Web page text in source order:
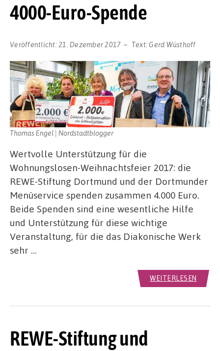
4000-Euro-Spende
Veröffentlicht:21. Dezember 2017 Text:Gerd Wüsthoff
Thomas Engel | Nordstadtblogger
Wertvolle Unterstützung für die
Wohnungslosen-Weihnachtsfeier 2017: die
REWE-Stiftung Dortmund und der Dortmunder
Menüservice spenden zusammen 4.000 Euro.
Beide Spenden sind eine wesentliche Hilfe
und Unterstützung für diese wichtige
Veranstaltung, für die das Diakonische Werk
sehr …
WEITERLESEN
REWE-Stiftung und